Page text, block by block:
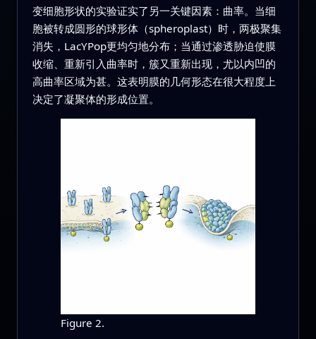
变细胞形状的实验证实了另一关键因素：曲率。当细
胞被转成圆形的球形体（spheroplast）时，两极聚集
消失，LacYPop更均匀地分布；当通过渗透胁迫使膜
收缩、重新引入曲率时，簇又重新出现，尤以内凹的
高曲率区域为甚。这表明膜的几何形态在很大程度上
决定了凝聚体的形成位置。
Figure 2.